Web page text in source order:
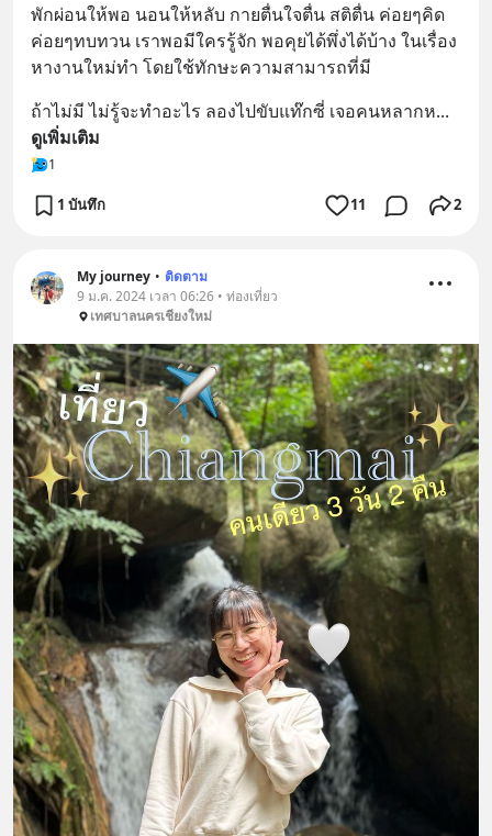
พักผ่อนให้พอ นอนให้หลับ กายตื่นใจตื่น สติตื่น ค่อยๆคิด
ค่อยๆทบทวน เราพอมีใครรู้จัก พอคุยได้พึ่งได้บ้าง ในเรื่อง
หางานใหม่ทำ โดยใช้ทักษะความสามารถที่มี
ถ้าไม่มี ไม่รู้จะทำอะไร ลองไปขับแท๊กซี่ เจอคนหลากห...
ดูเพิ่มเติม
1
1 บันทึก 11 2
My journey • ติดตาม
9 ม.ค. 2024 เวลา 06:26 • ท่องเที่ยว
เทศบาลนครเชียงใหม่